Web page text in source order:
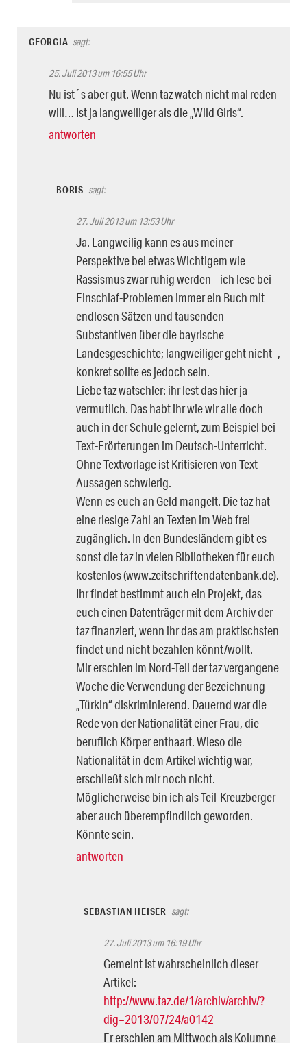
GEORGIA sagt:
25. Juli 2013 um 16:55 Uhr
Nu ist´s aber gut. Wenn taz watch nicht mal reden
will… Ist ja langweiliger als die „Wild Girls“.
antworten
BORIS sagt:
27. Juli 2013 um 13:53 Uhr
Ja. Langweilig kann es aus meiner
Perspektive bei etwas Wichtigem wie
Rassismus zwar ruhig werden – ich lese bei
Einschlaf-Problemen immer ein Buch mit
endlosen Sätzen und tausenden
Substantiven über die bayrische
Landesgeschichte; langweiliger geht nicht -,
konkret sollte es jedoch sein.
Liebe taz watschler: ihr lest das hier ja
vermutlich. Das habt ihr wie wir alle doch
auch in der Schule gelernt, zum Beispiel bei
Text-Erörterungen im Deutsch-Unterricht.
Ohne Textvorlage ist Kritisieren von Text-
Aussagen schwierig.
Wenn es euch an Geld mangelt. Die taz hat
eine riesige Zahl an Texten im Web frei
zugänglich. In den Bundesländern gibt es
sonst die taz in vielen Bibliotheken für euch
kostenlos (www.zeitschriftendatenbank.de).
Ihr findet bestimmt auch ein Projekt, das
euch einen Datenträger mit dem Archiv der
taz finanziert, wenn ihr das am praktischsten
findet und nicht bezahlen könnt/wollt.
Mir erschien im Nord-Teil der taz vergangene
Woche die Verwendung der Bezeichnung
„Türkin“ diskriminierend. Dauernd war die
Rede von der Nationalität einer Frau, die
beruflich Körper enthaart. Wieso die
Nationalität in dem Artikel wichtig war,
erschließt sich mir noch nicht.
Möglicherweise bin ich als Teil-Kreuzberger
aber auch überempfindlich geworden.
Könnte sein.
antworten
SEBASTIAN HEISER sagt:
27. Juli 2013 um 16:19 Uhr
Gemeint ist wahrscheinlich dieser
Artikel:
http://www.taz.de/1/archiv/archiv/?
dig=2013/07/24/a0142
Er erschien am Mittwoch als Kolumne